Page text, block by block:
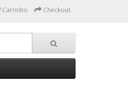
Carrinho Checkout